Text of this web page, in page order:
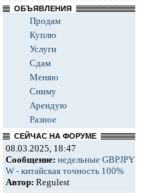
ОБЪЯВЛЕНИЯ
Продам
Куплю
Услуги
Сдам
Меняю
Сниму
Арендую
Разное
СЕЙЧАС НА ФОРУМЕ
08.03.2025, 18:47
Сообщение: недельные GBPJPY
W - китайская точность 100%
Автор: Regulest